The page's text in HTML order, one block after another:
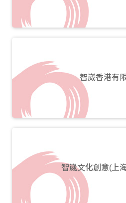
智崴香港有
智崴文化創意(上